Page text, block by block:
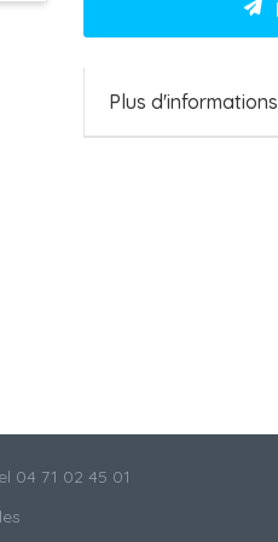
Plus d'informations
04 71 02 45 01